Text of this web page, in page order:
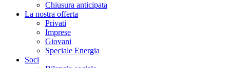
Chiusura anticipata
La nostra offerta
Privati
Imprese
Giovani
Speciale Energia
Soci